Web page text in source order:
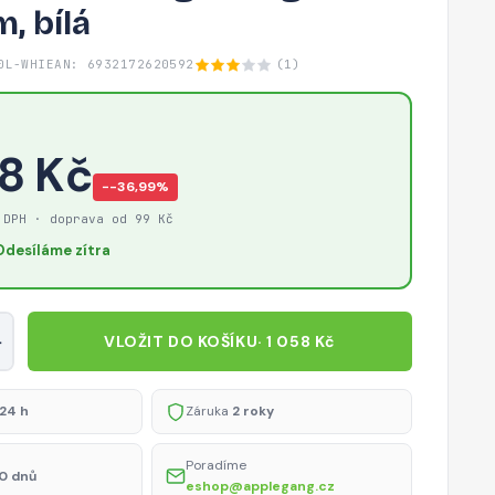
bílá
WHI EAN: 6932172620592 (1)
Kč −-36,99%
· doprava od 99 Kč
zítra
VLOŽIT DO KOŠÍKU· 1 058 Kč
h Záruka 2 roky
dnů
Poradíme
eshop@applegang.cz